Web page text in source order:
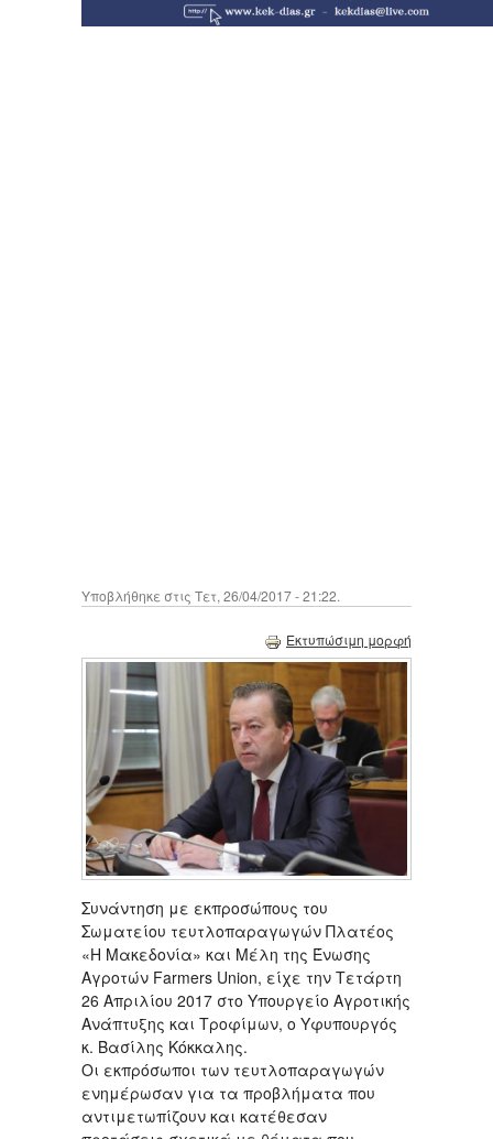
Υποβλήθηκε στις Τετ, 26/04/2017 - 21:22.
Εκτυπώσιμη μορφή
Συνάντηση με εκπροσώπους του
Σωματείου τευτλοπαραγωγών Πλατέος
«Η Μακεδονία» και Μέλη της Ένωσης
Αγροτών Farmers Union, είχε την Τετάρτη
26 Απριλίου 2017 στο Υπουργείο Αγροτικής
Ανάπτυξης και Τροφίμων, ο Υφυπουργός
κ. Βασίλης Κόκκαλης.
Οι εκπρόσωποι των τευτλοπαραγωγών
ενημέρωσαν για τα προβλήματα που
αντιμετωπίζουν και κατέθεσαν